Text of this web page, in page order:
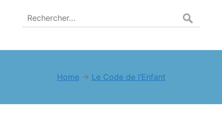
Rechercher :
Home → Le Code de l’Enfant